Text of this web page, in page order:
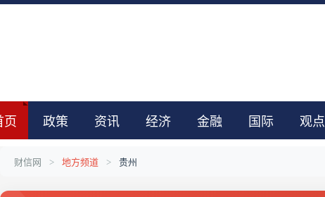
页 政策 资讯 经济 金融 国际 观点
财信网 > 地方频道 > 贵州